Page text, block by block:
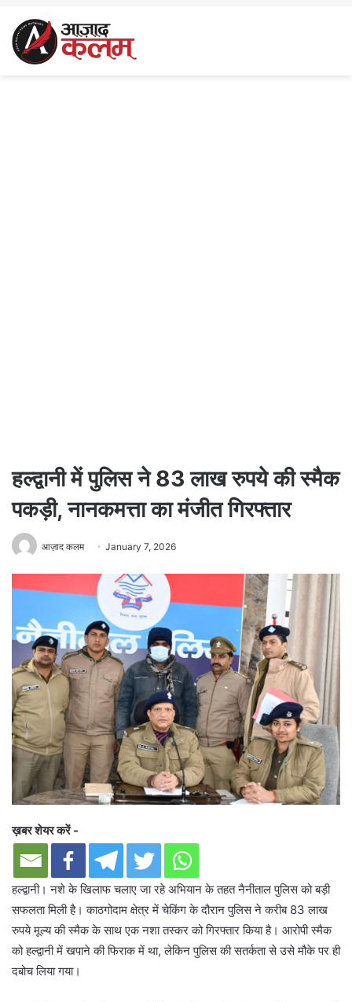
हल्द्वानी में पुलिस ने 83 लाख रुपये की स्मैक
पकड़ी, नानकमत्ता का मंजीत गिरफ्तार
आज़ाद कलम January 7, 2026
ख़बर शेयर करें -
हल्द्वानी। नशे के खिलाफ चलाए जा रहे अभियान के तहत नैनीताल पुलिस को बड़ी
सफलता मिली है। काठगोदाम क्षेत्र में चेकिंग के दौरान पुलिस ने करीब 83 लाख
रुपये मूल्य की स्मैक के साथ एक नशा तस्कर को गिरफ्तार किया है। आरोपी स्मैक
को हल्द्वानी में खपाने की फिराक में था, लेकिन पुलिस की सतर्कता से उसे मौके पर ही
दबोच लिया गया।